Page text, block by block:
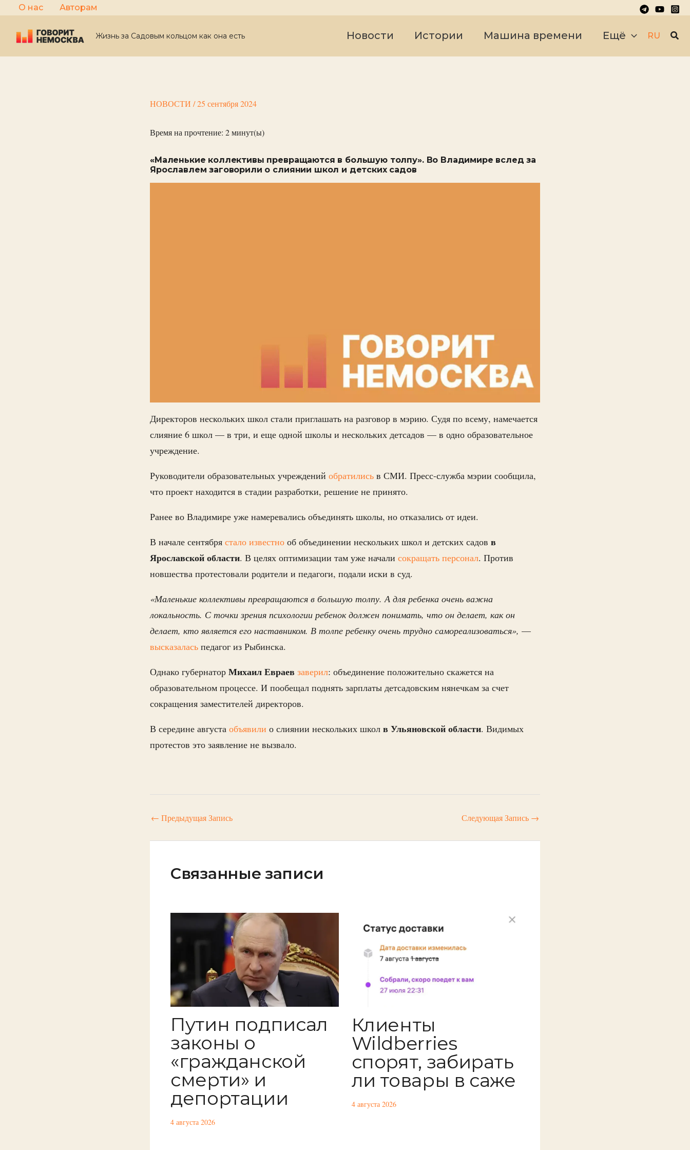
Перейти
к
содержимому
О нас Авторам
Жизнь за Садовым кольцом как она есть Новости Истории Машина времени Ещё RU
НОВОСТИ /25 сентября 2024
Время на прочтение: 2минут(ы)
«Маленькие коллективы превращаются в большую толпу». Во Владимире вслед за
Ярославлем заговорили о слиянии школ и детских садов
Директоров нескольких школ стали приглашать на разговор в мэрию. Судя по всему, намечается
слияние 6 школ — в три, и еще одной школы и нескольких детсадов — в одно образовательное
учреждение.
Руководители образовательных учреждений обратились в СМИ. Пресс-служба мэрии сообщила,
что проект находится в стадии разработки, решение не принято.
Ранее во Владимире уже намеревались объединять школы, но отказались от идеи.
В начале сентября стало известно об объединении нескольких школ и детских садов в
Ярославской области. В целях оптимизации там уже начали сокращать персонал. Против
новшества протестовали родители и педагоги, подали иски в суд.
«Маленькие коллективы превращаются в большую толпу. А для ребенка очень важна
локальность. С точки зрения психологии ребенок должен понимать, что он делает, как он
делает, кто является его наставником. В толпе ребенку очень трудно самореализоваться», —
высказалась педагог из Рыбинска.
Однако губернатор Михаил Евраев заверил: объединение положительно скажется на
образовательном процессе. И пообещал поднять зарплаты детсадовским нянечкам за счет
сокращения заместителей директоров.
В середине августа объявили о слиянии нескольких школ в Ульяновской области. Видимых
протестов это заявление не вызвало.
← Предыдущая Запись Следующая Запись →
Связанные записи
Путин подписал
законы о
«гражданской
смерти» и
депортации
4 августа 2026
Клиенты
Wildberries
спорят, забирать
ли товары в саже
4 августа 2026